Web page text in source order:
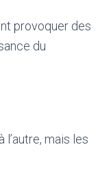
provoquer des
du
mais les